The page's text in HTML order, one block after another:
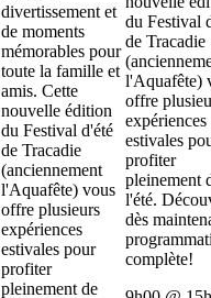
divertissement et
de moments
mémorables pour
toute la famille et
amis. Cette
nouvelle édition
du Festival d'été
de Tracadie
(anciennement
l'Aquafête) vous
offre plusieurs
expériences
estivales pour
profiter
pleinement de
du Festival
de Tracadie
l'Aquafête)
offre
expériences
estivales
profiter
pleinement
l'été.
dès
complète!